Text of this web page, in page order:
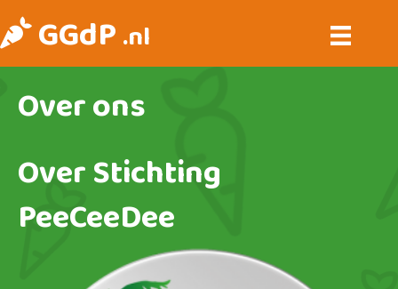
GGdP.nl
Over ons
Over Stichting
PeeCeeDee